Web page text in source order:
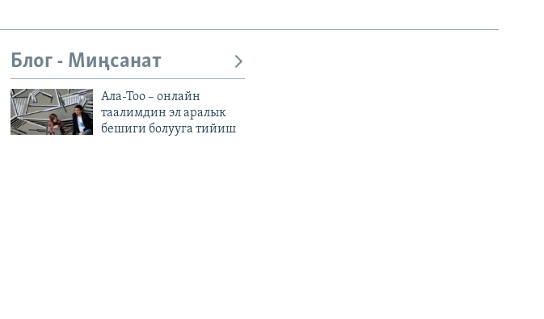
Блог - Миңсанат
Ала-Тоо – онлайн
таалимдин эл аралык
бешиги болууга тийиш